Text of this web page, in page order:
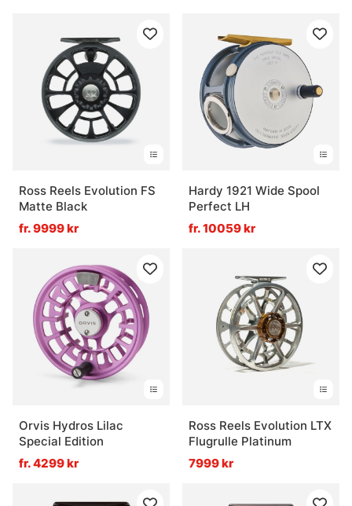
Ross Reels Evolution FS
Matte Black
fr. 9999 kr
Hardy 1921 Wide Spool
Perfect LH
fr. 10059 kr
Orvis Hydros Lilac
Special Edition
fr. 4299 kr
Ross Reels Evolution LTX
Flugrulle Platinum
7999 kr